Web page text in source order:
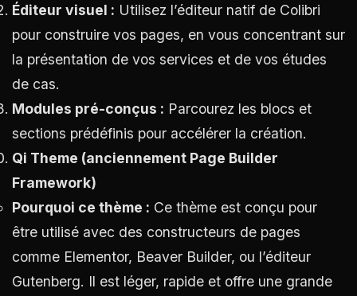
Éditeur visuel : Utilisez l’éditeur natif de Colibri
pour construire vos pages, en vous concentrant sur
la présentation de vos services et de vos études
de cas.
Modules pré-conçus : Parcourez les blocs et
sections prédéfinis pour accélérer la création.
Qi Theme (anciennement Page Builder
Framework)
Pourquoi ce thème : Ce thème est conçu pour
être utilisé avec des constructeurs de pages
comme Elementor, Beaver Builder, ou l’éditeur
Gutenberg. Il est léger, rapide et offre une grande